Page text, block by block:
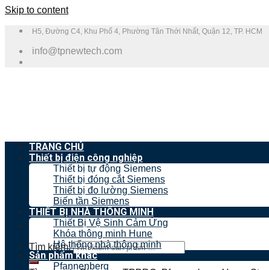
Skip to content
H5, Đường C4, Khu Phố 4, Phường Tân Thới Nhất, Quận 12, TP. HCM
info@tpnewtech.com
Tìm kiếm:
TRANG CHỦ
Thiết bị điện công nghiệp
Thiết bị tự động Siemens
Thiết bị đóng cắt Siemens
Thiết bị đo lường Siemens
Biến tần Siemens
THIẾT BỊ NHÀ THÔNG MINH
Thiết Bị Vệ Sinh Cảm Ứng
Khóa thông minh Hune
Hệ thống nhà thông minh
Sản phẩm khác
Pfannenberg